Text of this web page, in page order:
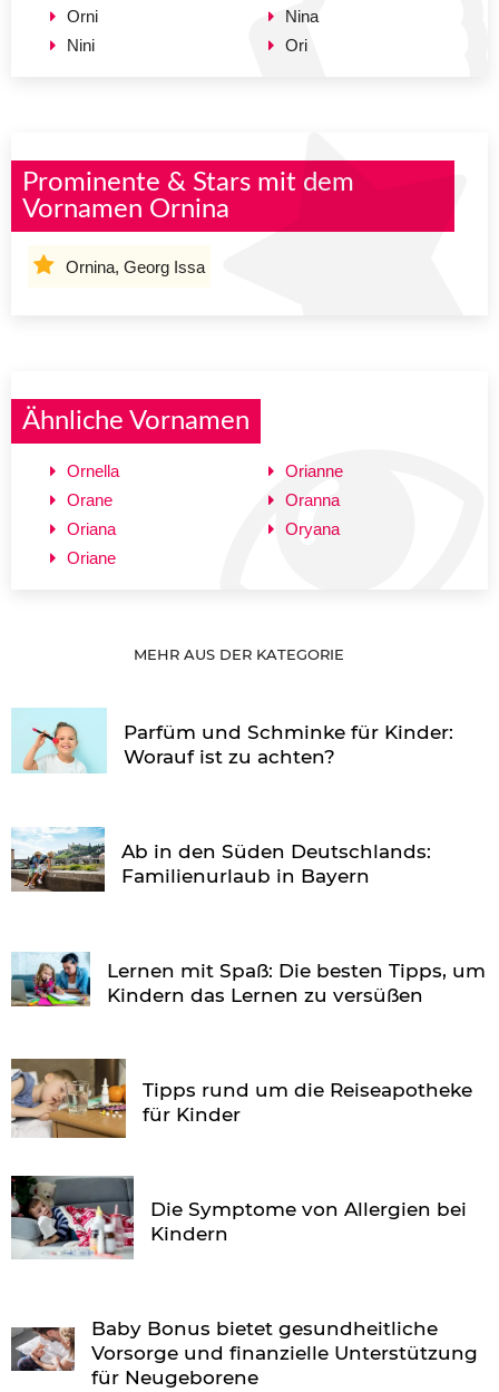
Orni
Nini
Nina
Ori
Prominente & Stars mit dem
Vornamen Ornina
Ornina, Georg Issa
Ähnliche Vornamen
Ornella
Orane
Oriana
Oriane
Orianne
Oranna
Oryana
MEHR AUS DER KATEGORIE
Parfüm und Schminke für Kinder:
Worauf ist zu achten?
Ab in den Süden Deutschlands:
Familienurlaub in Bayern
Lernen mit Spaß: Die besten Tipps, um
Kindern das Lernen zu versüßen
Tipps rund um die Reiseapotheke
für Kinder
Die Symptome von Allergien bei
Kindern
Baby Bonus bietet gesundheitliche
Vorsorge und finanzielle Unterstützung
für Neugeborene